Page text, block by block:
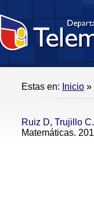
Estas en: Inicio »
Ruiz D, Trujillo C.
Matemáticas.